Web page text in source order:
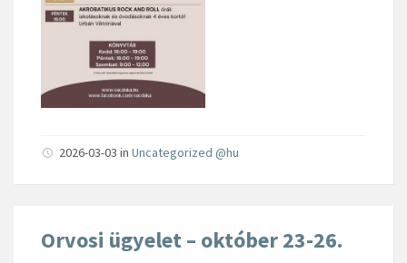
2026-03-03 in Uncategorized @hu
Orvosi ügyelet – október 23-26.